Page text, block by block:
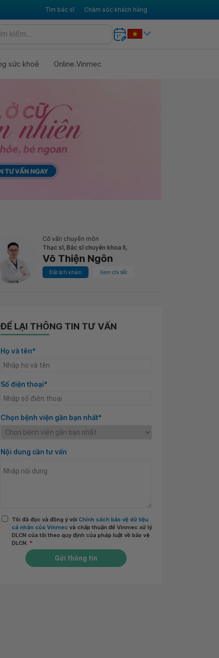
Tìm bác sĩ Chăm sóc khách hàng
sức khoẻ Online.Vinmec
Cố vấn chuyên môn
Thạc sĩ, Bác sĩ chuyên khoa II,
Võ Thiện Ngôn
Đặt lịch khám Xem chi tiết
ĐỂ LẠI THÔNG TIN TƯ VẤN
Họ và tên*
Số điện thoại*
Chọn bệnh viện gần bạn nhất*
Nội dung cần tư vấn
Tôi đã đọc và đồng ý với Chính sách bảo vệ dữ liệu
cá nhân của Vinmec và chấp thuận để Vinmec xử lý
DLCN của tôi theo quy định của pháp luật về bảo vệ
DLCN. *
Gửi thông tin